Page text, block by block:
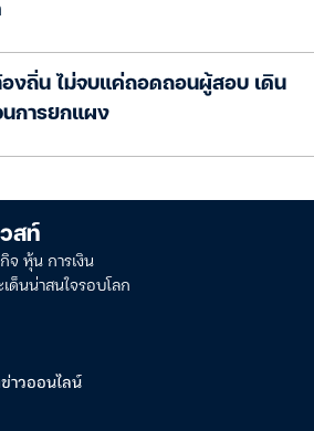
งถิ่น ไม่จบแค่ถอดถอนผู้สอบ เดิน
นการยกแผง
สท์
จ หุ้น การเงิน
ด็นน่าสนใจรอบโลก
าวออนไลน์